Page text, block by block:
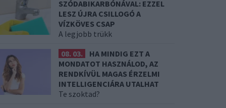
SZÓDABIKARBÓNÁVAL: EZZEL
LESZ ÚJRA CSILLOGÓ A
VÍZKÖVES CSAP
A legjobb trükk
08. 03.
HA MINDIG EZT A
MONDATOT HASZNÁLOD, AZ
RENDKÍVÜL MAGAS ÉRZELMI
INTELLIGENCIÁRA UTALHAT
Te szoktad?